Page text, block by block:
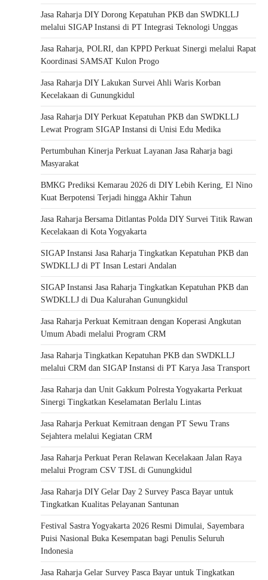
Jasa Raharja DIY Dorong Kepatuhan PKB dan SWDKLLJ
melalui SIGAP Instansi di PT Integrasi Teknologi Unggas
Jasa Raharja, POLRI, dan KPPD Perkuat Sinergi melalui Rapat
Koordinasi SAMSAT Kulon Progo
Jasa Raharja DIY Lakukan Survei Ahli Waris Korban
Kecelakaan di Gunungkidul
Jasa Raharja DIY Perkuat Kepatuhan PKB dan SWDKLLJ
Lewat Program SIGAP Instansi di Unisi Edu Medika
Pertumbuhan Kinerja Perkuat Layanan Jasa Raharja bagi
Masyarakat
BMKG Prediksi Kemarau 2026 di DIY Lebih Kering, El Nino
Kuat Berpotensi Terjadi hingga Akhir Tahun
Jasa Raharja Bersama Ditlantas Polda DIY Survei Titik Rawan
Kecelakaan di Kota Yogyakarta
SIGAP Instansi Jasa Raharja Tingkatkan Kepatuhan PKB dan
SWDKLLJ di PT Insan Lestari Andalan
SIGAP Instansi Jasa Raharja Tingkatkan Kepatuhan PKB dan
SWDKLLJ di Dua Kalurahan Gunungkidul
Jasa Raharja Perkuat Kemitraan dengan Koperasi Angkutan
Umum Abadi melalui Program CRM
Jasa Raharja Tingkatkan Kepatuhan PKB dan SWDKLLJ
melalui CRM dan SIGAP Instansi di PT Karya Jasa Transport
Jasa Raharja dan Unit Gakkum Polresta Yogyakarta Perkuat
Sinergi Tingkatkan Keselamatan Berlalu Lintas
Jasa Raharja Perkuat Kemitraan dengan PT Sewu Trans
Sejahtera melalui Kegiatan CRM
Jasa Raharja Perkuat Peran Relawan Kecelakaan Jalan Raya
melalui Program CSV TJSL di Gunungkidul
Jasa Raharja DIY Gelar Day 2 Survey Pasca Bayar untuk
Tingkatkan Kualitas Pelayanan Santunan
Festival Sastra Yogyakarta 2026 Resmi Dimulai, Sayembara
Puisi Nasional Buka Kesempatan bagi Penulis Seluruh
Indonesia
Jasa Raharja Gelar Survey Pasca Bayar untuk Tingkatkan